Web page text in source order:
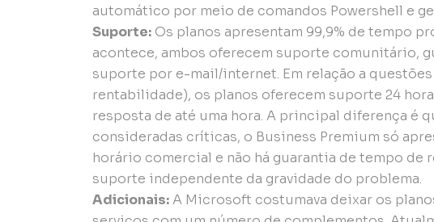
automático por meio de comandos Powershell e
Suporte: Os planos apresentam 99,9% de tempo
acontece, ambos oferecem suporte comunitário,
suporte por e-mail/internet. Em relação a
rentabilidade), os planos oferecem suporte 24
resposta de até uma hora. A principal diferença é
consideradas críticas, o Business Premium só
horário comercial e não há guarantia de tempo de
suporte independente da gravidade do problema.
Adicionais:A Microsoft costumava deixar os